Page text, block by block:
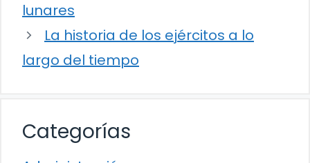
lunares
La historia de los ejércitos a lo
largo del tiempo
Categorías